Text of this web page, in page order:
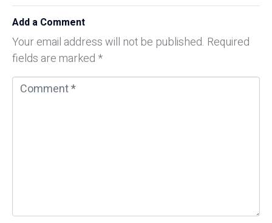
Add a Comment
Your email address will not be published. Required
fields are marked *